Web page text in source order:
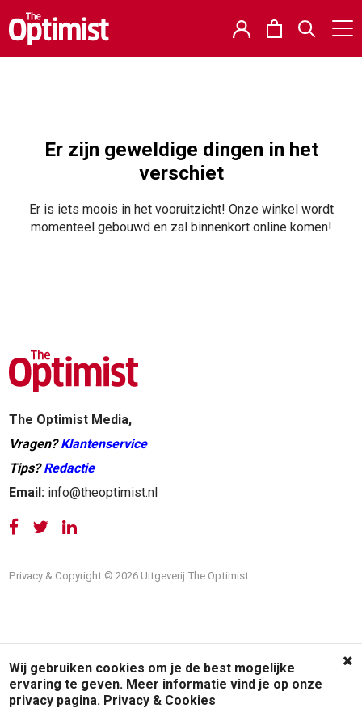
Er zijn geweldige dingen in het
verschiet
Er is iets moois in het vooruitzicht! Onze winkel wordt
momenteel gebouwd en zal binnenkort online komen!
The Optimist Media,
Vragen? Klantenservice
Tips? Redactie
Email: info@theoptimist.nl
Privacy & Copyright © 2026 Uitgeverij The Optimist
Wij gebruiken cookies om je de best mogelijke
ervaring te geven. Meer informatie vind je op onze
privacy pagina. Privacy & Cookies